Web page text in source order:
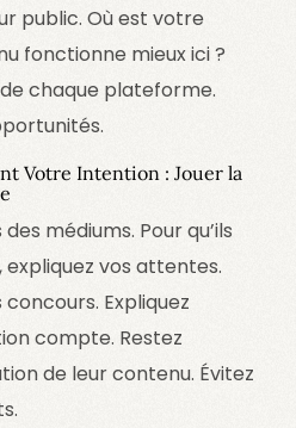
public. Où est votre
fonctionne mieux ici ?
chaque plateforme.
Votre Intention : Jouer la
médiums. Pour qu’ils
vos attentes.
Expliquez
compte. Restez
de leur contenu. Évitez